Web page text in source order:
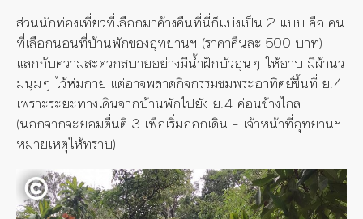
ส่วนนักท่องเที่ยวที่เลือกมาค้างคืนที่นี่ก็แบ่งเป็น 2 แบบ คือ คน
ที่เลือกนอนที่บ้านพักของอุทยานฯ (ราคาคืนละ 500 บาท)
แลกกับความสะดวกสบายอย่างมีน้ำฝักบัวอุ่นๆ ให้อาบ มีผ้านว
มนุ่มๆ ไว้ห่มกาย แต่อาจพลาดกิจกรรมชมพระอาทิตย์ขึ้นที่ ย.4
เพราะระยะทางเดินจากบ้านพักไปยัง ย.4 ค่อนข้างไกล
(นอกจากจะยอมตื่นตี 3 เพื่อเริ่มออกเดิน – เจ้าหน้าที่อุทยานฯ
หมายเหตุให้ทราบ)